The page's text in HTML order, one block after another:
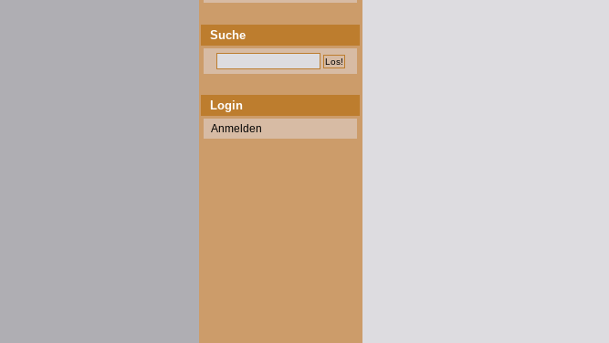
Suche
Login
Anmelden